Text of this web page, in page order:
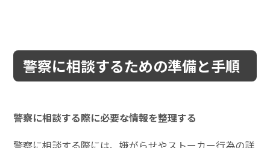
警察に相談するための準備と手順
警察に相談する際に必要な情報を整理する
警察に相談する際には、嫌がらせやストーカー行為の詳